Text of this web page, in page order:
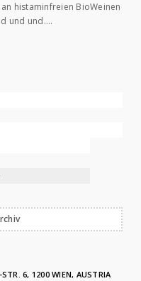
histaminfreien BioWeinen
und und….
6, 1200 WIEN, AUSTRIA